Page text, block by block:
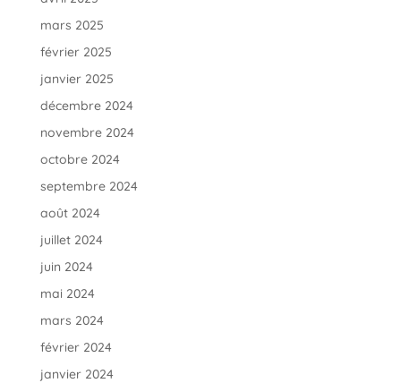
mars 2025
février 2025
janvier 2025
décembre 2024
novembre 2024
octobre 2024
septembre 2024
août 2024
juillet 2024
juin 2024
mai 2024
mars 2024
février 2024
janvier 2024